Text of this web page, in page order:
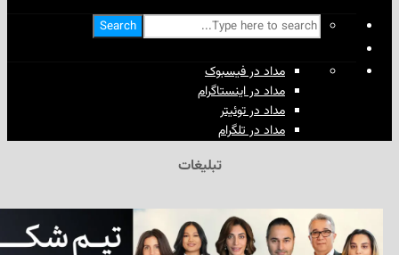
Search
مداد در فیسبوک
مداد در اینستاگرام
مداد در توئیتر
مداد در تلگرام